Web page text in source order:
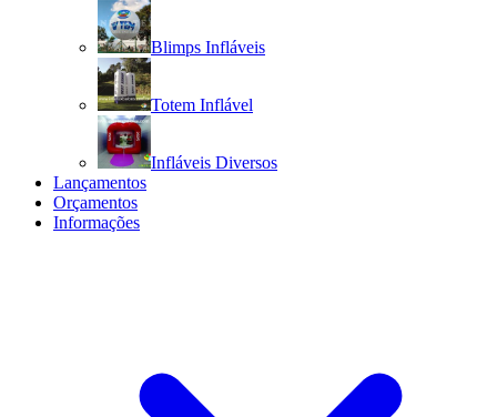
Blimps Infláveis
Totem Inflável
Infláveis Diversos
Lançamentos
Orçamentos
Informações